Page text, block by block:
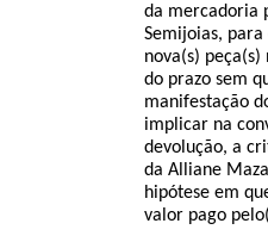
da mercadoria
Semijoias, para
nova(s)
do prazo sem
manifestação
implicar na
devolução, a
da Alliane
hipótese em
valor pago